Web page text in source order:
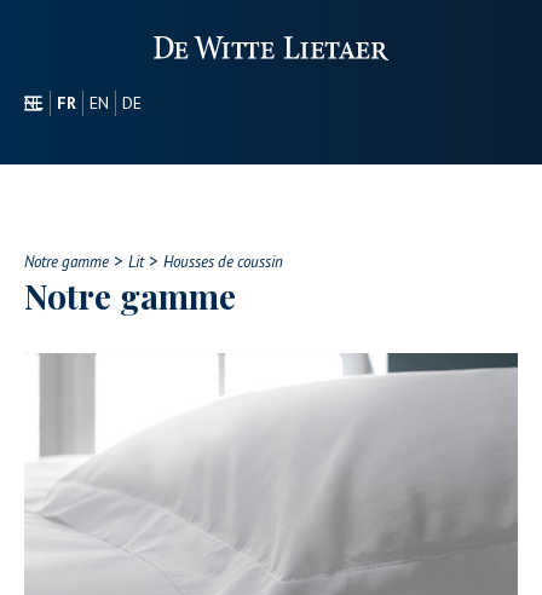
NL FR EN
DE
NOTRE GAMME
CONTACT
Notre gamme > Lit> Housses de coussin
Notre gamme